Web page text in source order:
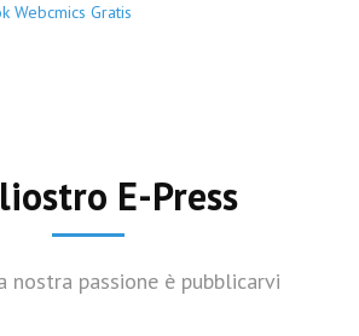
Webcmics Gratis
E-Press
nostra passione è pubblicarvi